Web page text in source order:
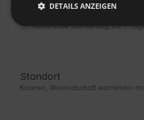
Check-out: Bis 12:00
Kostenlose Stornierung: bis 7
Standort
Kosewo, Woiwodschaft warmińsko-
DETAILS ANZEIGEN